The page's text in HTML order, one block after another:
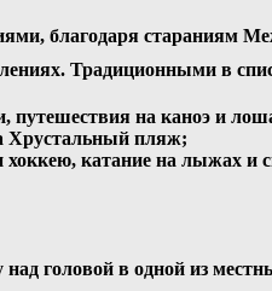
благодаря стараниям
Традиционными в
путешествия на каноэ и
Хрустальный пляж;
хоккею, катание на лыжах и
головой в одной из